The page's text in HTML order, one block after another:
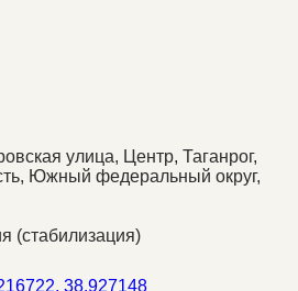
улица, Центр, Таганрог,
Южный федеральный округ,
(стабилизация)
38.927148